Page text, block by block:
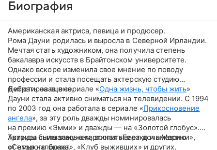
Биография
Американская актриса, певица и продюсер.
Рома Дауни родилась и выросла в Северной Ирландии.
Мечтая стать художником, она получила степень
бакалавра искусств в Брайтонском университете.
Однако вскоре изменила свое мнение по поводу
профессии и стала посещать актерскую студию
и играть на сцене.
Дебютировав в сериале «Одна жизнь, чтобы жить»
Дауни стала активно сниматься на телевидении. С 1994
по 2003 год она работала в сериале «Прикосновение
ангела», за эту роль дважды номинировалась
на премию «Эмми» и дважды — на «Золотой глобус».
Актриса снималась в картинах «Геракл и амазонки»,
«Семья напрокат», «Клуб выживших» и других.
Трижды была замужем, воспитывает дочь Марию
от второго брака.